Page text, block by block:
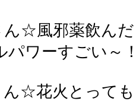
☆風邪薬飲ん
ワーすごい～
☆花火とって